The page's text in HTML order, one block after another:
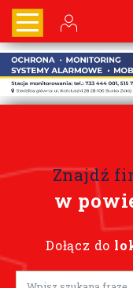
Znajdź
w
Dołącz do
Lorem ipsum